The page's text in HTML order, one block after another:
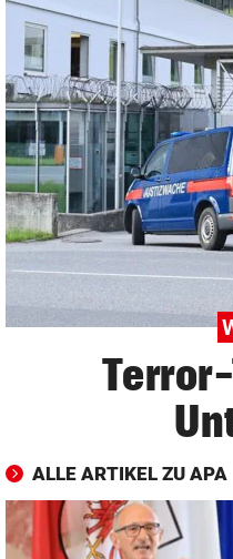
© Krone Multimedia GmbH
Muthgasse 2, 1190 Wien
ALLE ARTIKEL ZU APA